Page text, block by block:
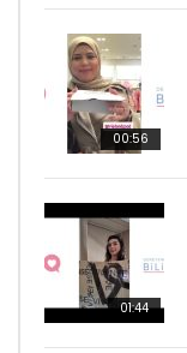
00:56
01:44